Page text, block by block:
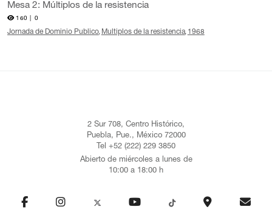
Mesa 2: Múltiplos de la resistencia
160 | 0
Jornada de Dominio Publico Multiplos de la resistencia 1968
2 Sur 708, Centro Histórico,
Puebla, Pue., México 72000
Tel +52 (222) 229 3850
Abierto de miércoles a lunes de
10:00 a 18:00 h